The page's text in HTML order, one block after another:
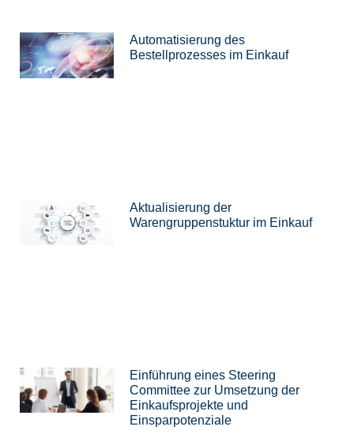
Automatisierung des
Bestellprozesses im Einkauf
Aktualisierung der
Warengruppenstuktur im Einkauf
Einführung eines Steering
Committee zur Umsetzung der
Einkaufsprojekte und
Einsparpotenziale